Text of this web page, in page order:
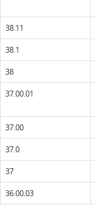
38.11
38.1
38
37.00.01
37.00
37.0
37
36.00.03